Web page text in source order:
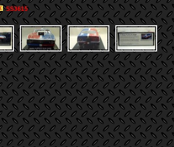
SS3615